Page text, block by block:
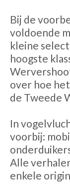
Bij de
voldoende
kleine
hoogste
over hoe
de Tweede
In
voorbij:
Alle
enkele